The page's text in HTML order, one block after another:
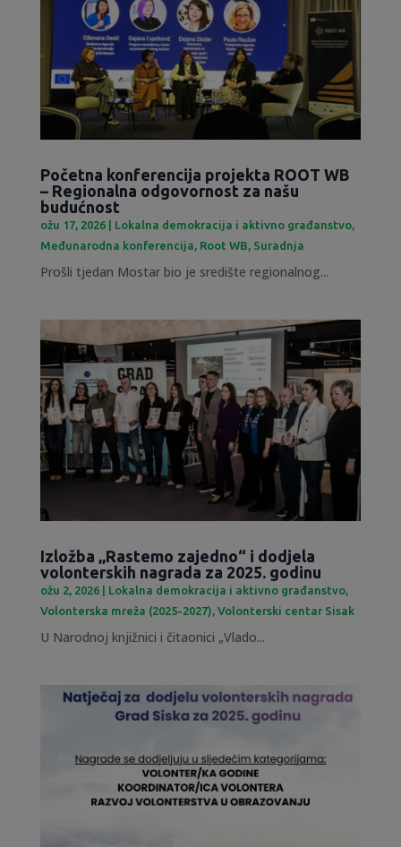
Početna konferencija projekta ROOT WB
– Regionalna odgovornost za našu
budućnost
ožu 17, 2026| Lokalna demokracija i aktivno građanstvo,
Međunarodna konferencija, Root WB, Suradnja
Prošli tjedan Mostar bio je središte regionalnog...
Izložba „Rastemo zajedno“ i dodjela
volonterskih nagrada za 2025. godinu
ožu 2, 2026| Lokalna demokracija i aktivno građanstvo,
Volonterska mreža (2025-2027), Volonterski centar Sisak
U Narodnoj knjižnici i čitaonici „Vlado...